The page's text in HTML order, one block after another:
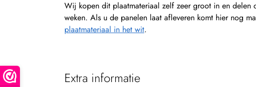
Wij kopen dit plaatmateriaal zelf zeer groot in en delen
weken. Als u de panelen laat afleveren komt hier nog
plaatmateriaal in het wit.
Extra informatie